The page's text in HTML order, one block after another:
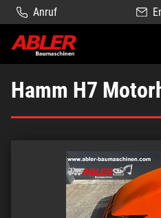
Anruf
Hamm H7